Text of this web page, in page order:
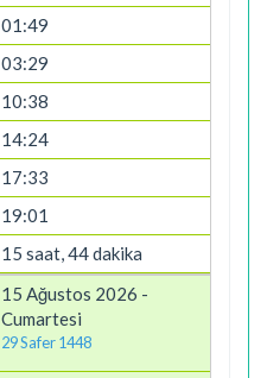
01:49
03:29
10:38
14:24
17:33
19:01
15 saat, 44 dakika
15 Ağustos 2026 -
Cumartesi
29 Safer 1448